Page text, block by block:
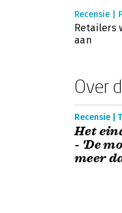
Recensie |
Retailers
aan
Over
Recensie |
Het
- 'De
meer